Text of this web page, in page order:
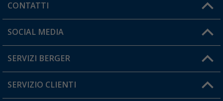
CONTATTI
Orari di apertura del servizio:
Hai una domanda?
SOCIAL MEDIA
SERVIZI BERGER
Diventare rivenditori
SERVIZIO CLIENTI